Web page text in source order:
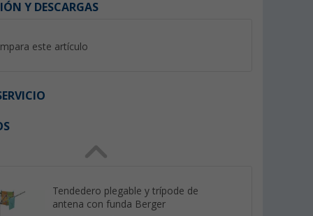
Y DESCARGAS
este artículo
Tendedero plegable y trípode de
antena con funda Berger